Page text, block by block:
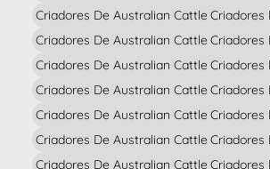
Criadores De Australian Cattle Dog En
Criadores De Australian Cattle Dog En
Criadores De Australian Cattle Dog En
Criadores De Australian Cattle Dog En
Criadores De Australian Cattle Dog En
Criadores De Australian Cattle Dog En
Criadores De Australian Cattle Dog En
Criadores
Criadores
Criadores
Criadores
Criadores
Criadores
Criadores